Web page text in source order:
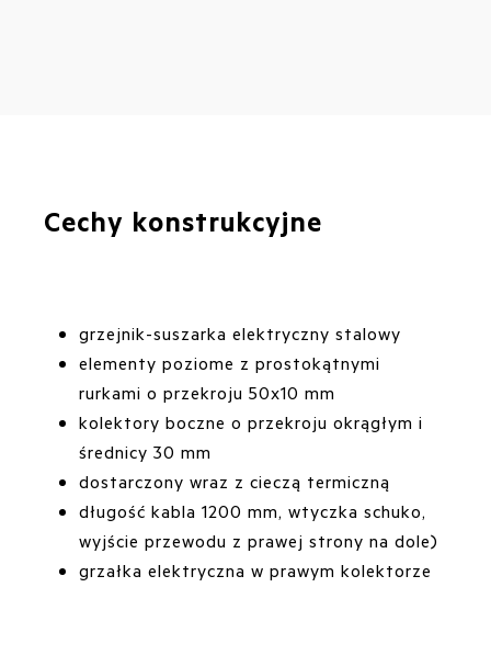
Cechy konstrukcyjne
grzejnik-suszarka elektryczny stalowy
elementy poziome z prostokątnymi
rurkami o przekroju 50x10 mm
kolektory boczne o przekroju okrągłym i
średnicy 30 mm
dostarczony wraz z cieczą termiczną
długość kabla 1200 mm, wtyczka schuko,
wyjście przewodu z prawej strony na dole)
grzałka elektryczna w prawym kolektorze